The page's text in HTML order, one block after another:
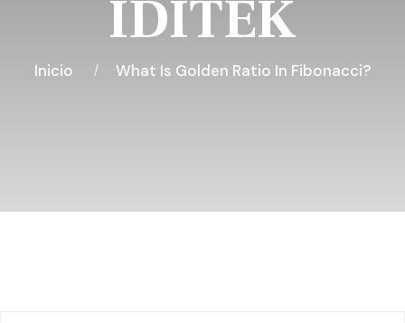
IDITEK
Inicio What Is Golden Ratio In Fibonacci?